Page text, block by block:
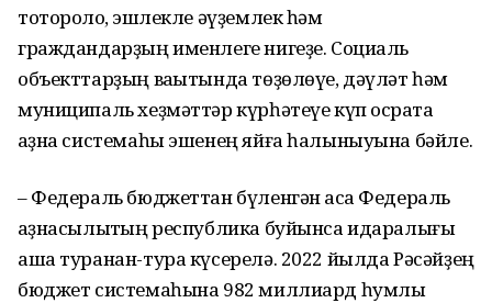
тотороҡлоҡ, эшлекле әүҙемлек һәм
граждандарҙың именлеге нигеҙе. Социаль
объекттарҙың ваҡытында төҙөлөүе, дәүләт һәм
муниципаль хеҙмәттәр күрһәтеүе күп осраҡта
ҡаҙна системаһы эшенең яйға һалыныуына бәйле.
– Федераль бюджеттан бүленгән аҡса Федераль
ҡаҙнасылыҡтың республика буйынса идаралығы
аша туранан-тура күсерелә. 2022 йылда Рәсәйҙең
бюджет системаһына 982 миллиард һумлыҡ